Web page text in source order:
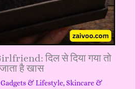
दिल से दिया गया तो
है खास
Gadgets & Lifestyle,Skincare &